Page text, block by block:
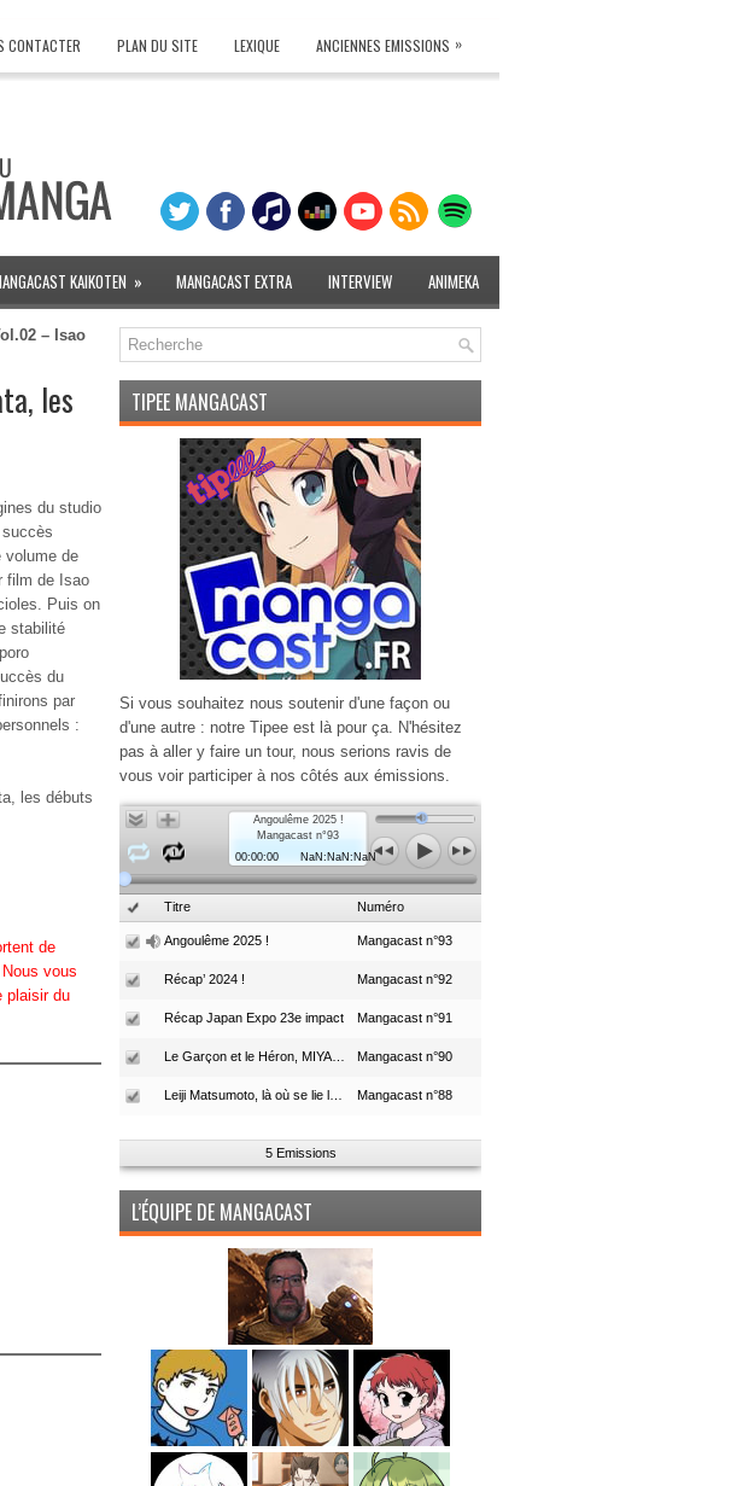
CONTACTER PLAN DU SITE LEXIQUE ANCIENNES EMISSIONS »
KAIKOTEN » MANGACAST EXTRA INTERVIEW ANIMEKA
– Isao
les
du studio
volume de
film de Isao
Puis on
stabilité
du
par
:
les débuts
de
vous
plaisir du
TIPEE MANGACAST
Si vous souhaitez nous soutenir d'une façon ou
d'une autre : notre Tipee est là pour ça. N'hésitez
pas à aller y faire un tour, nous serions ravis de
vous voir participer à nos côtés aux émissions.
Angoulême 2025 !
Mangacast n°93
00:00:00
NaN:NaN:NaN
Titre Numéro
Angoulême 2025 ! Mangacast n°93
Récap’ 2024 ! Mangacast n°92
Récap Japan Expo 23e impact Mangacast n°91
Mangacast n°90
Mangacast n°88
5 Emissions
L’ÉQUIPE DE MANGACAST